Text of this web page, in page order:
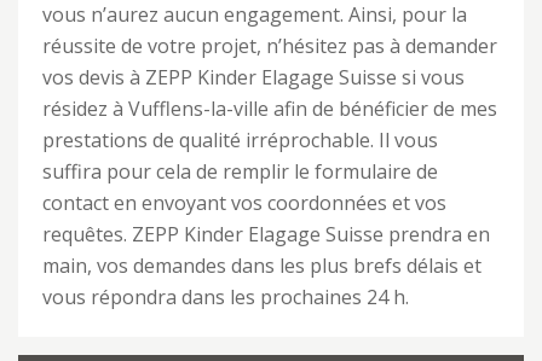
vous n’aurez aucun engagement. Ainsi, pour la
réussite de votre projet, n’hésitez pas à demander
vos devis à ZEPP Kinder Elagage Suisse si vous
résidez à Vufflens-la-ville afin de bénéficier de mes
prestations de qualité irréprochable. Il vous
suffira pour cela de remplir le formulaire de
contact en envoyant vos coordonnées et vos
requêtes. ZEPP Kinder Elagage Suisse prendra en
main, vos demandes dans les plus brefs délais et
vous répondra dans les prochaines 24 h.